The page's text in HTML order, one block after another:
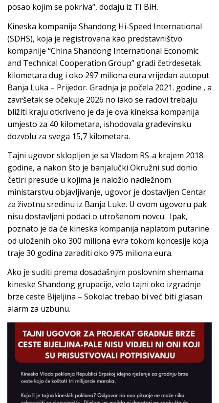
posao kojim se pokriva“, dodaju iz TI BiH.
Kineska kompanija Shandong Hi-Speed International
(SDHS), koja je registrovana kao predstavništvo
kompanije “China Shandong International Economic
and Technical Cooperation Group” gradi četrdesetak
kilometara dug i oko 297 miliona eura vrijedan autoput
Banja Luka – Prijedor. Gradnja je počela 2021. godine , a
završetak se očekuje 2026 no iako se radovi trebaju
bližiti kraju otkriveno je da je ova kineksa kompanija
umjesto za 40 kilometara, ishodovala građevinsku
dozvolu za svega 15,7 kilometara.
Tajni ugovor sklopljen je sa Vladom RS-a krajem 2018.
godine, a nakon što je banjalučki Okružni sud donio
četiri presude u kojima je naložio nadležnom
ministarstvu objavljivanje, ugovor je dostavljen Centar
za životnu sredinu iz Banja Luke. U ovom ugovoru pak
nisu dostavljeni podaci o utrošenom novcu. Ipak,
poznato je da će kineska kompanija naplatom putarine
od uloženih oko 300 miliona evra tokom koncesije koja
traje 30 godina zaraditi oko 975 miliona eura.
Ako je suditi prema dosadašnjim poslovnim shemama
kineske Shandong grupacije, velo tajni oko izgradnje
brze ceste Bijeljina – Sokolac trebao bi već biti glasan
alarm za uzbunu.